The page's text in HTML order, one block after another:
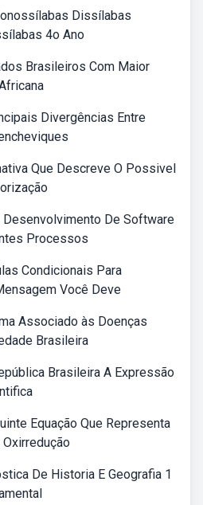
Dissílabas
4o Ano
Brasileiros Com Maior
Divergências Entre
Que Descreve O Possivel
De Software
Processos
Condicionais Para
Você Deve
Associado às Doenças
Brasileira
Brasileira A Expressão
Equação Que Representa
Oxirredução
De Historia E Geografia 1